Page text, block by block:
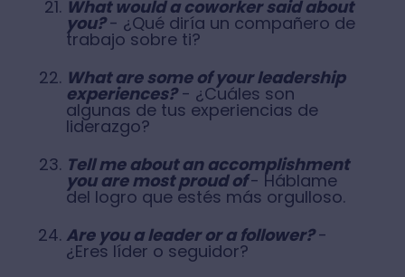
What would a coworker said about
you?- ¿Qué diría un compañero de
trabajo sobre ti?
What are some of your leadership
experiences?- ¿Cuáles son
algunas de tus experiencias de
liderazgo?
Tell me about an accomplishment
you are most proud of- Háblame
del logro que estés más orgulloso.
Are you a leader or a follower?-
¿Eres líder o seguidor?